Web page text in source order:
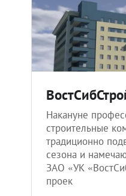
Накануне
строительные
традиционно
сезона и
ЗАО «УК
проек